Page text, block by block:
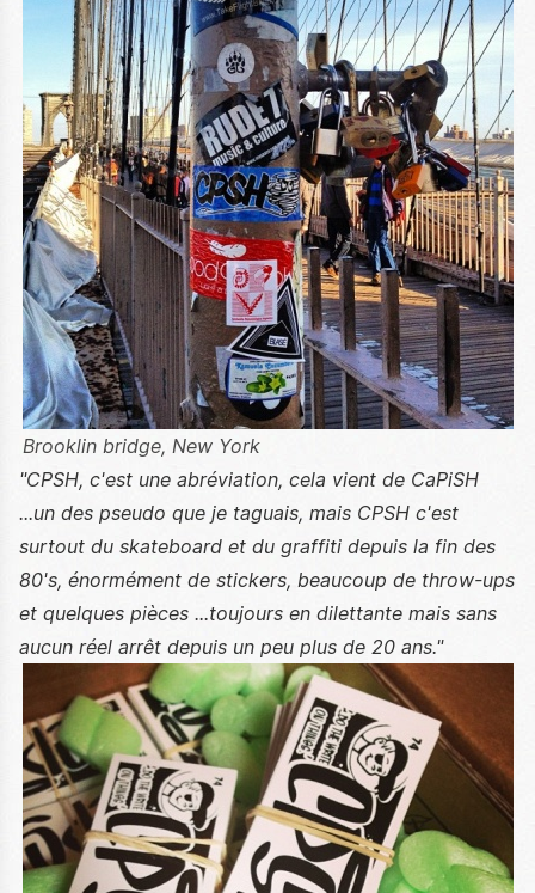
Brooklin bridge, New York
"CPSH, c'est une abréviation, cela vient de CaPiSH
...un des pseudo que je taguais, mais CPSH c'est
surtout du skateboard et du graffiti depuis la fin des
80's, énormément de stickers, beaucoup de throw-ups
et quelques pièces ...toujours en dilettante mais sans
aucun réel arrêt depuis un peu plus de 20 ans."